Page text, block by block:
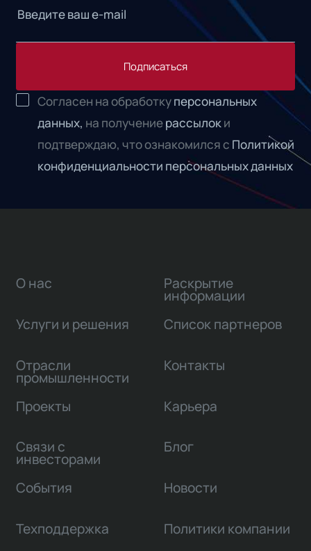
Подписаться
Согласен на обработкуперсональных
данных, на получениерассылоки
подтверждаю, что ознакомился с Политикой
конфиденциальности персональных данных
О нас
Услуги и решения
Отрасли
промышленности
Проекты
Связи с
инвесторами
Раскрытие
информации
Список партнеров
Контакты
Карьера
Блог
События Новости
Техподдержка Политики компании